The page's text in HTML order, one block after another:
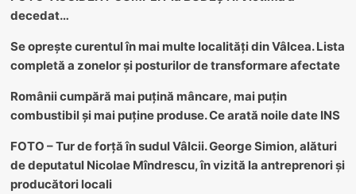
decedat…
Se oprește curentul în mai multe localități din Vâlcea. Lista
completă a zonelor și posturilor de transformare afectate
Românii cumpără mai puțină mâncare, mai puțin
combustibil și mai puține produse. Ce arată noile date INS
FOTO – Tur de forță în sudul Vâlcii. George Simion, alături
de deputatul Nicolae Mîndrescu, în vizită la antreprenori și
producători locali